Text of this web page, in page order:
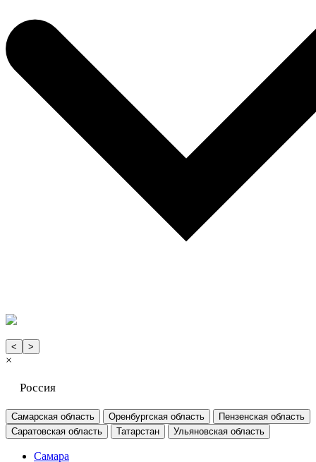
< >
×
Россия
Самарская область Оренбургская область
Пензенская область
Саратовская область
Татарстан Ульяновская область
Самара